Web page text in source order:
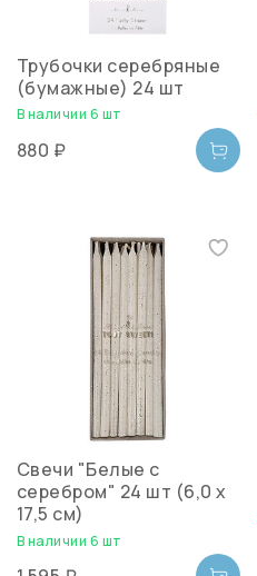
Трубочки серебряные
(бумажные) 24 шт
В наличии 6 шт
880 ₽
Свечи "Белые с
серебром" 24 шт (6,0 х
17,5 см)
В наличии 6 шт